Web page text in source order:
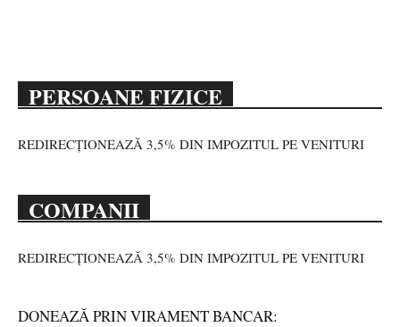
PERSOANE FIZICE
REDIRECȚIONEAZĂ 3,5% DIN IMPOZITUL PE VENITURI
COMPANII
REDIRECȚIONEAZĂ 3,5% DIN IMPOZITUL PE VENITURI
DONEAZĂ PRIN VIRAMENT BANCAR: